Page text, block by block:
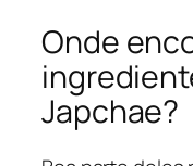
Onde
Japchae?